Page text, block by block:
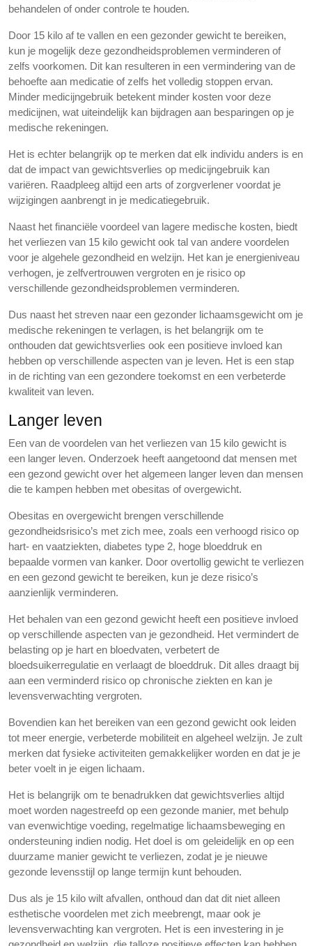
behandelen of onder controle te houden.
Door 15 kilo af te vallen en een gezonder gewicht te bereiken,
kun je mogelijk deze gezondheidsproblemen verminderen of
zelfs voorkomen. Dit kan resulteren in een vermindering van de
behoefte aan medicatie of zelfs het volledig stoppen ervan.
Minder medicijngebruik betekent minder kosten voor deze
medicijnen, wat uiteindelijk kan bijdragen aan besparingen op je
medische rekeningen.
Het is echter belangrijk op te merken dat elk individu anders is en
dat de impact van gewichtsverlies op medicijngebruik kan
variëren. Raadpleeg altijd een arts of zorgverlener voordat je
wijzigingen aanbrengt in je medicatiegebruik.
Naast het financiële voordeel van lagere medische kosten, biedt
het verliezen van 15 kilo gewicht ook tal van andere voordelen
voor je algehele gezondheid en welzijn. Het kan je energieniveau
verhogen, je zelfvertrouwen vergroten en je risico op
verschillende gezondheidsproblemen verminderen.
Dus naast het streven naar een gezonder lichaamsgewicht om je
medische rekeningen te verlagen, is het belangrijk om te
onthouden dat gewichtsverlies ook een positieve invloed kan
hebben op verschillende aspecten van je leven. Het is een stap
in de richting van een gezondere toekomst en een verbeterde
kwaliteit van leven.
Langer leven
Een van de voordelen van het verliezen van 15 kilo gewicht is
een langer leven. Onderzoek heeft aangetoond dat mensen met
een gezond gewicht over het algemeen langer leven dan mensen
die te kampen hebben met obesitas of overgewicht.
Obesitas en overgewicht brengen verschillende
gezondheidsrisico’s met zich mee, zoals een verhoogd risico op
hart- en vaatziekten, diabetes type 2, hoge bloeddruk en
bepaalde vormen van kanker. Door overtollig gewicht te verliezen
en een gezond gewicht te bereiken, kun je deze risico’s
aanzienlijk verminderen.
Het behalen van een gezond gewicht heeft een positieve invloed
op verschillende aspecten van je gezondheid. Het vermindert de
belasting op je hart en bloedvaten, verbetert de
bloedsuikerregulatie en verlaagt de bloeddruk. Dit alles draagt bij
aan een verminderd risico op chronische ziekten en kan je
levensverwachting vergroten.
Bovendien kan het bereiken van een gezond gewicht ook leiden
tot meer energie, verbeterde mobiliteit en algeheel welzijn. Je zult
merken dat fysieke activiteiten gemakkelijker worden en dat je je
beter voelt in je eigen lichaam.
Het is belangrijk om te benadrukken dat gewichtsverlies altijd
moet worden nagestreefd op een gezonde manier, met behulp
van evenwichtige voeding, regelmatige lichaamsbeweging en
ondersteuning indien nodig. Het doel is om geleidelijk en op een
duurzame manier gewicht te verliezen, zodat je je nieuwe
gezonde levensstijl op lange termijn kunt behouden.
Dus als je 15 kilo wilt afvallen, onthoud dan dat dit niet alleen
esthetische voordelen met zich meebrengt, maar ook je
levensverwachting kan vergroten. Het is een investering in je